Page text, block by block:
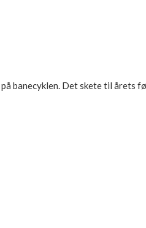
banecyklen. Det skete til årets